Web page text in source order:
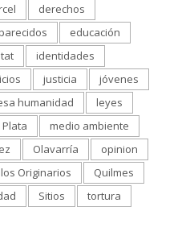
derechos
educación
identidades
justicia
jóvenes
humanidad
leyes
medio ambiente
Olavarría
opinion
Originarios
Quilmes
Sitios
tortura